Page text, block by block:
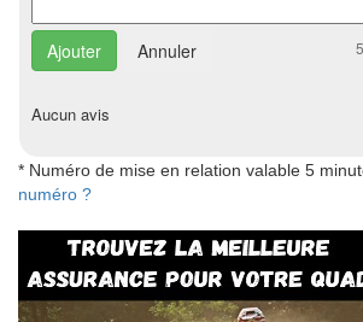
Annuler
Aucun avis
* Numéro de mise en relation valable 5
numéro ?